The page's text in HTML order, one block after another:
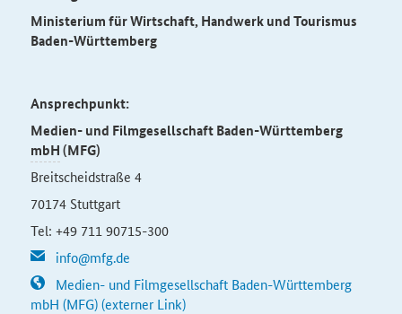
Ministerium für Wirtschaft, Handwerk und Tourismus
Baden-Württemberg
Ansprechpunkt:
Medien- und Filmgesellschaft Baden-Württemberg
mbH(MFG)
Breitscheidstraße 4
70174 Stuttgart
Tel: +49 711 90715-300
info@mfg.de
Medien- und Filmgesellschaft Baden-Württemberg
mbH (MFG) (externer Link)